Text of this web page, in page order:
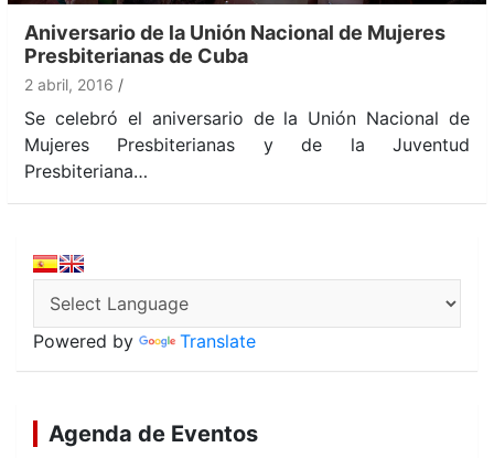
Aniversario de la Unión Nacional de Mujeres
Presbiterianas de Cuba
2 abril, 2016
Se celebró el aniversario de la Unión Nacional de
Mujeres Presbiterianas y de la Juventud
Presbiteriana…
Powered by Translate
Agenda de Eventos